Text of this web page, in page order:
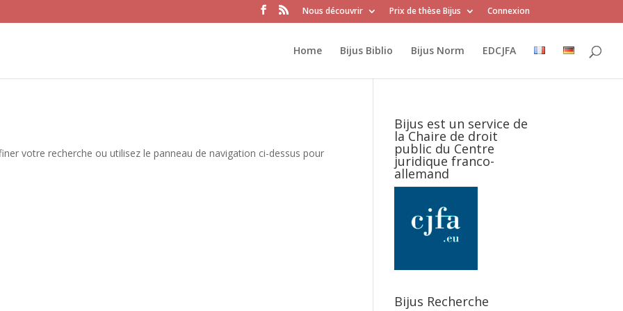
Nous découvrir Prix de thèse Bijus Connexion
Home Bijus Biblio Bijus Norm EDCJFA
votre recherche ou utilisez le panneau de navigation ci-dessus pour
Bijus est un service de
la Chaire de droit
public du Centre
juridique franco-
allemand
Bijus Recherche